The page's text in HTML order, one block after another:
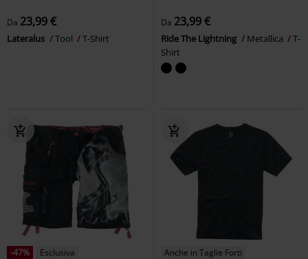
Da 23,99 €
Lateralus Tool T-Shirt
Da 23,99 €
Ride The Lightning Metallica
T-
Shirt
-47%
Esclusiva
Anche in Taglie Forti